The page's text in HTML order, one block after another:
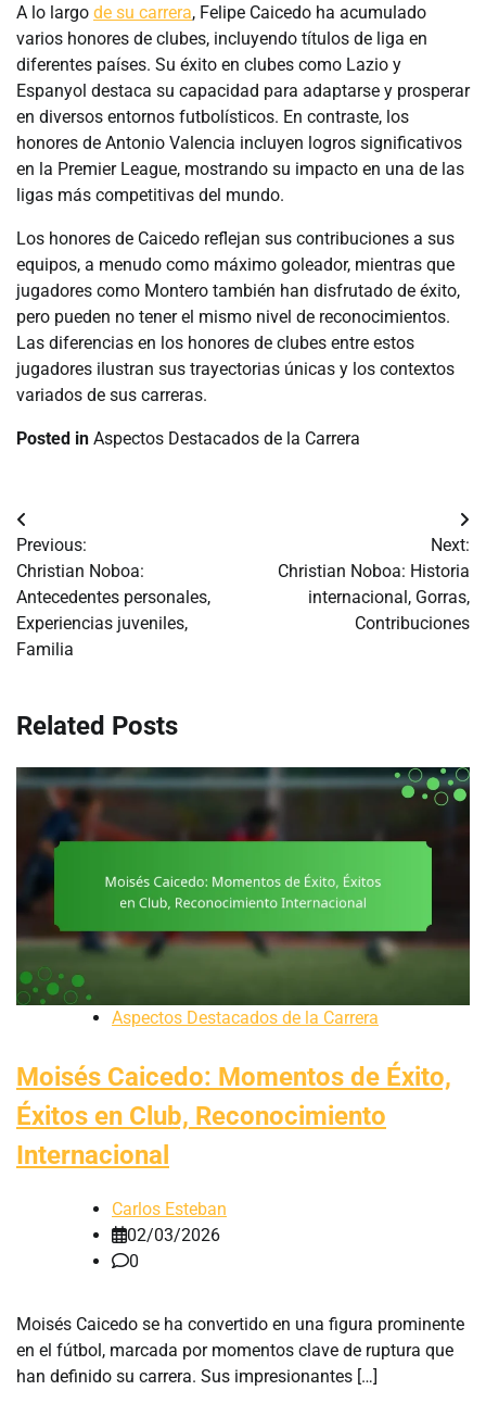
A lo largo de su carrera, Felipe Caicedo ha acumulado
varios honores de clubes, incluyendo títulos de liga en
diferentes países. Su éxito en clubes como Lazio y
Espanyol destaca su capacidad para adaptarse y prosperar
en diversos entornos futbolísticos. En contraste, los
honores de Antonio Valencia incluyen logros significativos
en la Premier League, mostrando su impacto en una de las
ligas más competitivas del mundo.
Los honores de Caicedo reflejan sus contribuciones a sus
equipos, a menudo como máximo goleador, mientras que
jugadores como Montero también han disfrutado de éxito,
pero pueden no tener el mismo nivel de reconocimientos.
Las diferencias en los honores de clubes entre estos
jugadores ilustran sus trayectorias únicas y los contextos
variados de sus carreras.
Posted in Aspectos Destacados de la Carrera
Post
navigation
Previous:
Christian Noboa:
Antecedentes personales,
Experiencias juveniles,
Familia
Next:
Christian Noboa: Historia
internacional, Gorras,
Contribuciones
Related Posts
Aspectos Destacados de la Carrera
Moisés Caicedo: Momentos de Éxito,
Éxitos en Club, Reconocimiento
Internacional
Carlos Esteban
02/03/2026
0
Moisés Caicedo se ha convertido en una figura prominente
en el fútbol, marcada por momentos clave de ruptura que
han definido su carrera. Sus impresionantes […]